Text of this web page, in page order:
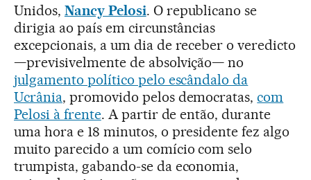
Unidos, Nancy Pelosi. O republicano se
dirigia ao país em circunstâncias
excepcionais, a um dia de receber o veredicto
—previsivelmente de absolvição— no
julgamento político pelo escândalo da
Ucrânia, promovido pelos democratas,com
Pelosi à frente. A partir de então, durante
uma hora e 18 minutos, o presidente fez algo
muito parecido a um comício com selo
trumpista, gabando-se da economia,